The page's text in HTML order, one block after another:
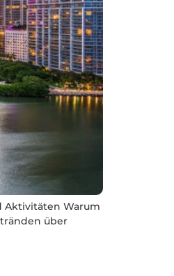
Aktivitäten Warum
über